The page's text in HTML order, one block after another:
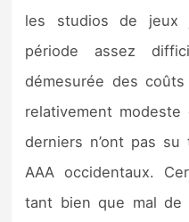
les studios de jeux
période assez
démesurée des
relativement
derniers n’ont pas
AAA occidentaux.
tant bien que mal de